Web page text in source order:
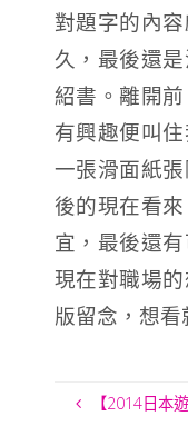
對題字的內
久，最後還
紹書。離開
有興趣便叫
一張滑面紙
後的現在看
宜，最後還
現在對職場
版留念，想看
【2014日本